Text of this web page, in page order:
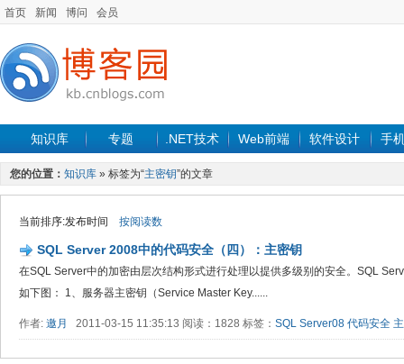
首页 新闻 博问 会员
知识库 专题 .NET技术 Web前端 软件设计 手
您的位置： 知识库 » 标签为“主密钥”的文章
当前排序:发布时间 按阅读数
SQL Server 2008中的代码安全（四）：主密钥
在SQL Server中的加密由层次结构形式进行处理以提供多级别的安全。SQL
如下图： 1、服务器主密钥（Service Master Key......
作者: 邀月 2011-03-15 11:35:13 阅读：1828 标签： SQL Server08 代码安全